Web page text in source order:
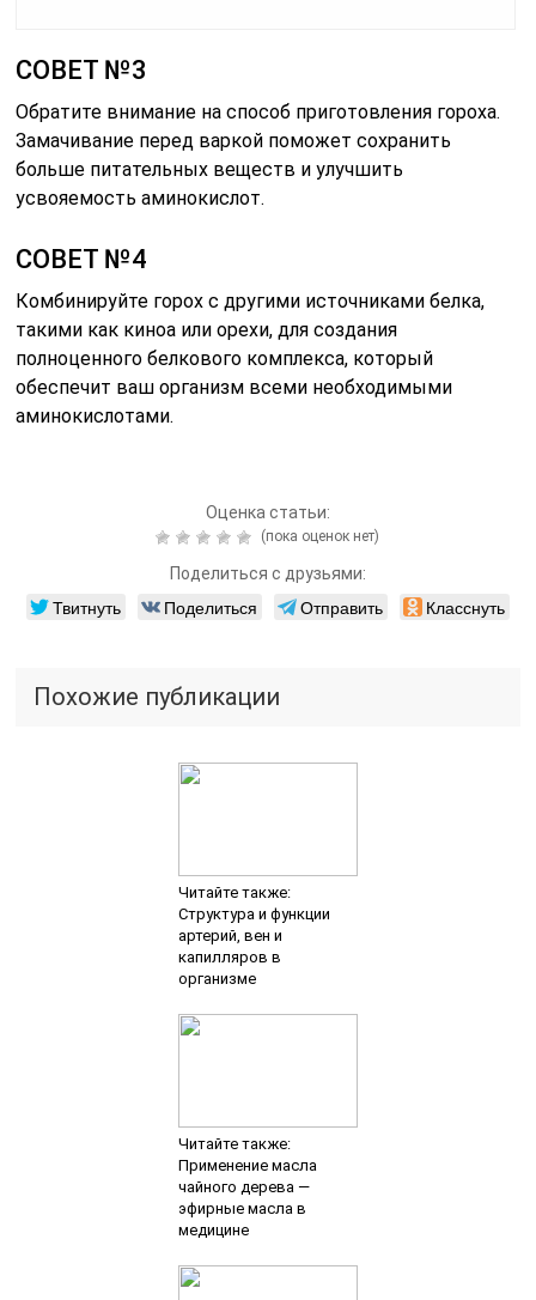
СОВЕТ №3
Обратите внимание на способ приготовления гороха.
Замачивание перед варкой поможет сохранить
больше питательных веществ и улучшить
усвояемость аминокислот.
СОВЕТ №4
Комбинируйте горох с другими источниками белка,
такими как киноа или орехи, для создания
полноценного белкового комплекса, который
обеспечит ваш организм всеми необходимыми
аминокислотами.
Оценка статьи:
(пока оценок нет)
Поделиться с друзьями:
Твитнуть Поделиться Отправить Класснуть
Похожие публикации
Читайте также:
Структура и функции
артерий, вен и
капилляров в
организме
Читайте также:
Применение масла
чайного дерева —
эфирные масла в
медицине